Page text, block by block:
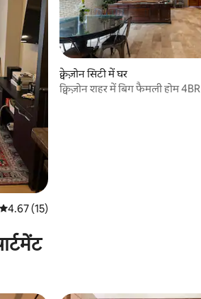
औसत रेटिंग 5 में से 4.67, 15 समीक्षाएँ
4.67 (15)
क्वेज़ोन सिटी में घर
क्विज़ोन शहर में बिग फैमली होम